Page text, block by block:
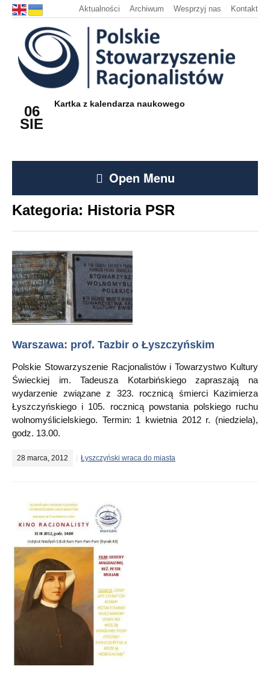
Aktualności Archiwum Wesprzyj nas Kontakt
06
SIE
Kartka z kalendarza naukowego
Open Menu
Kategoria: Historia PSR
Warszawa: prof. Tazbir o Łyszczyńskim
Polskie Stowarzyszenie Racjonalistów i Towarzystwo Kultury
Świeckiej im. Tadeusza Kotarbińskiego zapraszają na
wydarzenie związane z 323. rocznicą śmierci Kazimierza
Łyszczyńskiego i 105. rocznicą powstania polskiego ruchu
wolnomyślicielskiego. Termin: 1 kwietnia 2012 r. (niedziela),
godz. 13.00.
28 marca, 2012 Łyszczyński wraca do miasta